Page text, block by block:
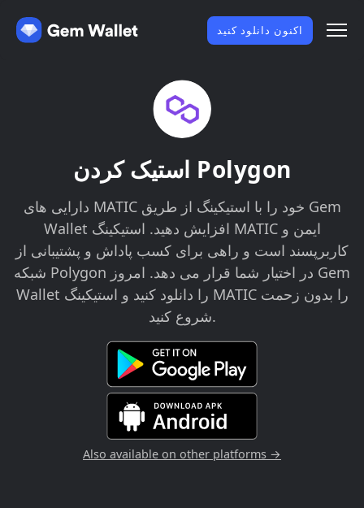
اکنون دانلود کنید
استیک کردن Polygon
دارایی های MATIC خود را با استیکینگ از طریق Gem
Wallet افزایش دهید. استیکینگ MATIC ایمن و
کاربرپسند است و راهی برای کسب پاداش و پشتیبانی از
شبکه Polygon در اختیار شما قرار می دهد. امروز Gem
Wallet را دانلود کنید و استیکینگ MATIC را بدون زحمت
شروع کنید.
Also available on other platforms →